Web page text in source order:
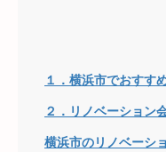
１．横浜市でおすす
２．リノベーション
横浜市のリノベーシ